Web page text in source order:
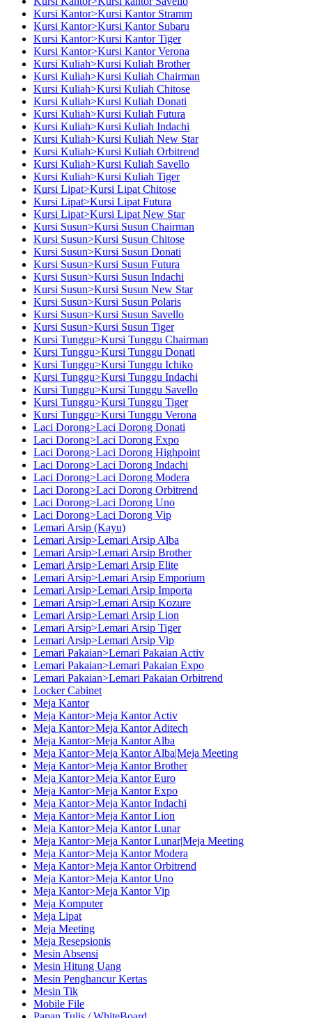
Kursi Kantor>Kursi Kantor Stramm
Kursi Kantor>Kursi Kantor Subaru
Kursi Kantor>Kursi Kantor Tiger
Kursi Kantor>Kursi Kantor Verona
Kursi Kuliah>Kursi Kuliah Brother
Kursi Kuliah>Kursi Kuliah Chairman
Kursi Kuliah>Kursi Kuliah Chitose
Kursi Kuliah>Kursi Kuliah Donati
Kursi Kuliah>Kursi Kuliah Futura
Kursi Kuliah>Kursi Kuliah Indachi
Kursi Kuliah>Kursi Kuliah New Star
Kursi Kuliah>Kursi Kuliah Orbitrend
Kursi Kuliah>Kursi Kuliah Savello
Kursi Kuliah>Kursi Kuliah Tiger
Kursi Lipat>Kursi Lipat Chitose
Kursi Lipat>Kursi Lipat Futura
Kursi Lipat>Kursi Lipat New Star
Kursi Susun>Kursi Susun Chairman
Kursi Susun>Kursi Susun Chitose
Kursi Susun>Kursi Susun Donati
Kursi Susun>Kursi Susun Futura
Kursi Susun>Kursi Susun Indachi
Kursi Susun>Kursi Susun New Star
Kursi Susun>Kursi Susun Polaris
Kursi Susun>Kursi Susun Savello
Kursi Susun>Kursi Susun Tiger
Kursi Tunggu>Kursi Tunggu Chairman
Kursi Tunggu>Kursi Tunggu Donati
Kursi Tunggu>Kursi Tunggu Ichiko
Kursi Tunggu>Kursi Tunggu Indachi
Kursi Tunggu>Kursi Tunggu Savello
Kursi Tunggu>Kursi Tunggu Tiger
Kursi Tunggu>Kursi Tunggu Verona
Laci Dorong>Laci Dorong Donati
Laci Dorong>Laci Dorong Expo
Laci Dorong>Laci Dorong Highpoint
Laci Dorong>Laci Dorong Indachi
Laci Dorong>Laci Dorong Modera
Laci Dorong>Laci Dorong Orbitrend
Laci Dorong>Laci Dorong Uno
Laci Dorong>Laci Dorong Vip
Lemari Arsip (Kayu)
Lemari Arsip>Lemari Arsip Alba
Lemari Arsip>Lemari Arsip Brother
Lemari Arsip>Lemari Arsip Elite
Lemari Arsip>Lemari Arsip Emporium
Lemari Arsip>Lemari Arsip Importa
Lemari Arsip>Lemari Arsip Kozure
Lemari Arsip>Lemari Arsip Lion
Lemari Arsip>Lemari Arsip Tiger
Lemari Arsip>Lemari Arsip Vip
Lemari Pakaian>Lemari Pakaian Activ
Lemari Pakaian>Lemari Pakaian Expo
Lemari Pakaian>Lemari Pakaian Orbitrend
Locker Cabinet
Meja Kantor
Meja Kantor>Meja Kantor Activ
Meja Kantor>Meja Kantor Aditech
Meja Kantor>Meja Kantor Alba
Meja Kantor>Meja Kantor Alba|Meja Meeting
Meja Kantor>Meja Kantor Brother
Meja Kantor>Meja Kantor Euro
Meja Kantor>Meja Kantor Expo
Meja Kantor>Meja Kantor Indachi
Meja Kantor>Meja Kantor Lion
Meja Kantor>Meja Kantor Lunar
Meja Kantor>Meja Kantor Lunar|Meja Meeting
Meja Kantor>Meja Kantor Modera
Meja Kantor>Meja Kantor Orbitrend
Meja Kantor>Meja Kantor Uno
Meja Kantor>Meja Kantor Vip
Meja Komputer
Meja Lipat
Meja Meeting
Meja Resepsionis
Mesin Absensi
Mesin Hitung Uang
Mesin Penghancur Kertas
Mesin Tik
Mobile File